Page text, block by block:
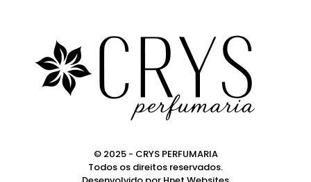
© 2025 - CRYS PERFUMARIA
Todos os direitos reservados.